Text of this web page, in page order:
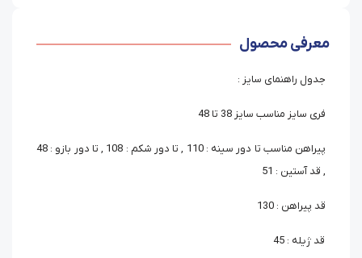
معرفی محصول
جدول راهنمای سایز :
فری سایز مناسب سایز 38 تا 48
پیراهن مناسب تا دور سینه : 110 , تا دور شکم : 108 , تا دور بازو : 48
, قد آستین : 51
قد پیراهن : 130
قد ژیله : 45